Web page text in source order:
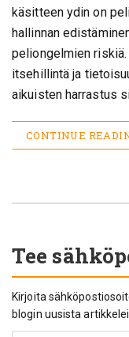
käsitteen ydin on
hallinnan
peliongelmien riskiä.
itsehillintä ja
aikuisten harrastus
CONTINUE
Tee
Kirjoita
blogin uusista